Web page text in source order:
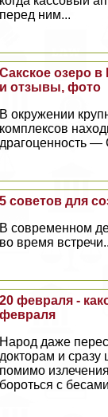
перед ним...
Сакское озеро
и отзывы, фото
В окружении
комплексов
драгоценность —
5 советов для
В современном
во время
20 февраля -
февраля
Народ даже
докторам и
помимо
бороться с